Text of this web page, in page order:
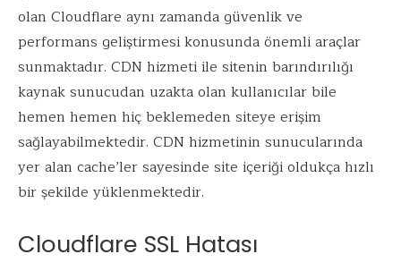
olan Cloudflare aynı zamanda güvenlik ve
performans geliştirmesi konusunda önemli araçlar
sunmaktadır. CDN hizmeti ile sitenin barındırılığı
kaynak sunucudan uzakta olan kullanıcılar bile
hemen hemen hiç beklemeden siteye erişim
sağlayabilmektedir. CDN hizmetinin sunucularında
yer alan cache’ler sayesinde site içeriği oldukça hızlı
bir şekilde yüklenmektedir.
Cloudflare SSL Hatası